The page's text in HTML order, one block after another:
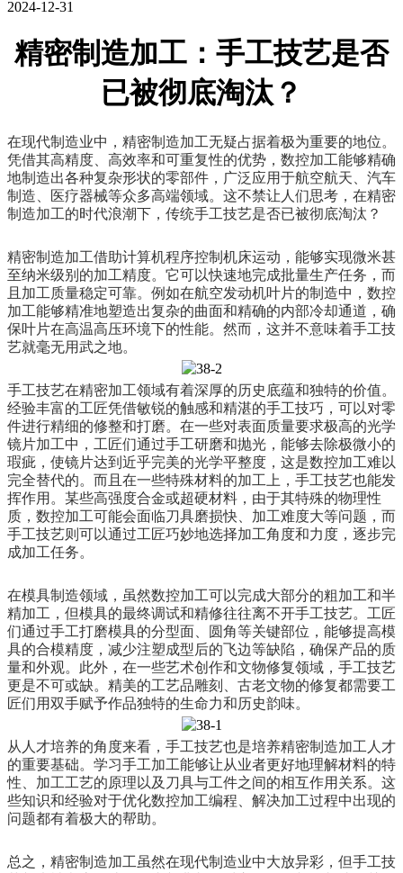
2024-12-31
精密制造加工：手工技艺是否
已被彻底淘汰？
在现代制造业中，精密制造加工无疑占据着极为重要的地位。
凭借其高精度、高效率和可重复性的优势，数控加工能够精确
地制造出各种复杂形状的零部件，广泛应用于航空航天、汽车
制造、医疗器械等众多高端领域。这不禁让人们思考，在精密
制造加工的时代浪潮下，传统手工技艺是否已被彻底淘汰？
精密制造加工借助计算机程序控制机床运动，能够实现微米甚
至纳米级别的加工精度。它可以快速地完成批量生产任务，而
且加工质量稳定可靠。例如在航空发动机叶片的制造中，数控
加工能够精准地塑造出复杂的曲面和精确的内部冷却通道，确
保叶片在高温高压环境下的性能。然而，这并不意味着手工技
艺就毫无用武之地。
手工技艺在精密加工领域有着深厚的历史底蕴和独特的价值。
经验丰富的工匠凭借敏锐的触感和精湛的手工技巧，可以对零
件进行精细的修整和打磨。在一些对表面质量要求极高的光学
镜片加工中，工匠们通过手工研磨和抛光，能够去除极微小的
瑕疵，使镜片达到近乎完美的光学平整度，这是数控加工难以
完全替代的。而且在一些特殊材料的加工上，手工技艺也能发
挥作用。某些高强度合金或超硬材料，由于其特殊的物理性
质，数控加工可能会面临刀具磨损快、加工难度大等问题，而
手工技艺则可以通过工匠巧妙地选择加工角度和力度，逐步完
成加工任务。
在模具制造领域，虽然数控加工可以完成大部分的粗加工和半
精加工，但模具的最终调试和精修往往离不开手工技艺。工匠
们通过手工打磨模具的分型面、圆角等关键部位，能够提高模
具的合模精度，减少注塑成型后的飞边等缺陷，确保产品的质
量和外观。此外，在一些艺术创作和文物修复领域，手工技艺
更是不可或缺。精美的工艺品雕刻、古老文物的修复都需要工
匠们用双手赋予作品独特的生命力和历史韵味。
从人才培养的角度来看，手工技艺也是培养精密制造加工人才
的重要基础。学习手工加工能够让从业者更好地理解材料的特
性、加工工艺的原理以及刀具与工件之间的相互作用关系。这
些知识和经验对于优化数控加工编程、解决加工过程中出现的
问题都有着极大的帮助。
总之，精密制造加工虽然在现代制造业中大放异彩，但手工技